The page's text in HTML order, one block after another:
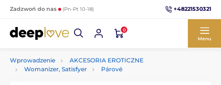
Zadzwoń do nas (Pn-Pt 10-18) +48221530321
0
Menu
Wprowadzenie
AKCESORIA EROTICZNE
Womanizer, Satisfyer
Párové